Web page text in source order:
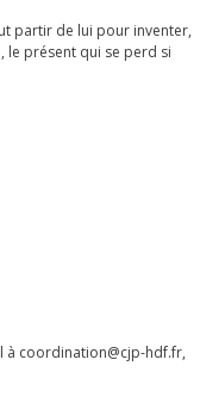
partir de lui pour inventer,
le présent qui se perd si
à coordination@cjp-hdf.fr,